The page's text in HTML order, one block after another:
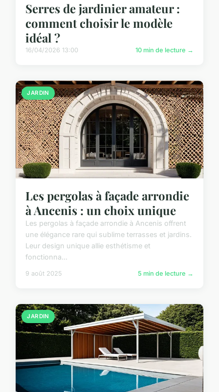
Serres de jardinier amateur :
comment choisir le modèle
idéal ?
16/04/2026 13:00 10 min de lecture →
JARDIN
Les pergolas à façade arrondie
à Ancenis : un choix unique
Les pergolas à façade arrondie à Ancenis offrent
une élégance rare qui sublime terrasses et jardins.
Leur design unique allie esthétisme et
fonctionna...
9 août 2025 5 min de lecture →
JARDIN